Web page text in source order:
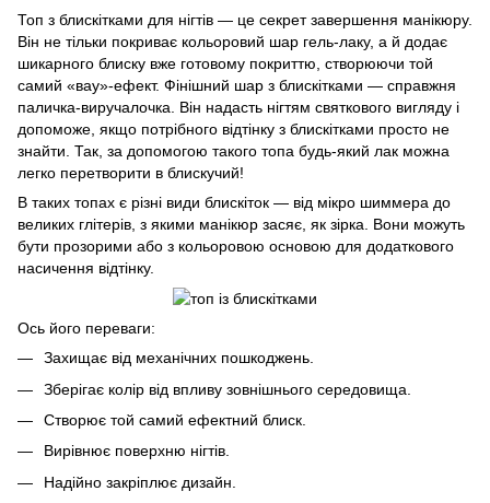
Топ з блискітками для нігтів — це секрет завершення манікюру.
Він не тільки покриває кольоровий шар гель-лаку, а й додає
шикарного блиску вже готовому покриттю, створюючи той
самий «вау»-ефект. Фінішний шар з блискітками — справжня
паличка-виручалочка. Він надасть нігтям святкового вигляду і
допоможе, якщо потрібного відтінку з блискітками просто не
знайти. Так, за допомогою такого топа будь-який лак можна
легко перетворити в блискучий!
В таких топах є різні види блискіток — від мікро шиммера до
великих глітерів, з якими манікюр засяє, як зірка. Вони можуть
бути прозорими або з кольоровою основою для додаткового
насичення відтінку.
Ось його переваги:
Захищає від механічних пошкоджень.
Зберігає колір від впливу зовнішнього середовища.
Створює той самий ефектний блиск.
Вирівнює поверхню нігтів.
Надійно закріплює дизайн.